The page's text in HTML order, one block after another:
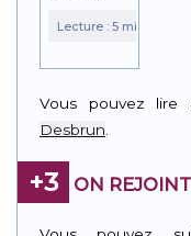
Vous pouvez lire
Desbrun
+3 ON